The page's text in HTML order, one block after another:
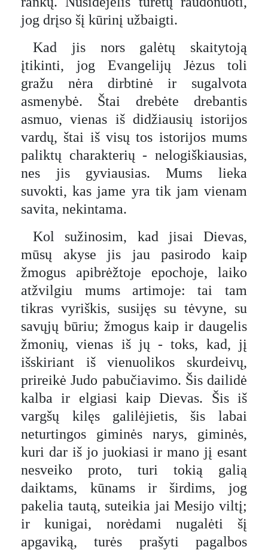
jog drįso šį kūrinį užbaigti.
Kad jis nors galėtų skaitytoją
įtikinti, jog Evangelijų Jėzus toli
gražu nėra dirbtinė ir sugalvota
asmenybė. Štai drebėte drebantis
asmuo, vienas iš didžiausių istorijos
vardų, štai iš visų tos istorijos mums
paliktų charakterių - nelogiškiausias,
nes jis gyviausias. Mums lieka
suvokti, kas jame yra tik jam vienam
savita, nekintama.
Kol sužinosim, kad jisai Dievas,
mūsų akyse jis jau pasirodo kaip
žmogus apibrėžtoje epochoje, laiko
atžvilgiu mums artimoje: tai tam
tikras vyriškis, susijęs su tėvyne, su
savųjų būriu; žmogus kaip ir daugelis
žmonių, vienas iš jų - toks, kad, jį
išskiriant iš vienuolikos skurdeivų,
prireikė Judo pabučiavimo. Šis dailidė
kalba ir elgiasi kaip Dievas. Šis iš
vargšų kilęs galilėjietis, šis labai
neturtingos giminės narys, giminės,
kuri dar iš jo juokiasi ir mano jį esant
nesveiko proto, turi tokią galią
daiktams, kūnams ir širdims, jog
pakelia tautą, suteikia jai Mesijo viltį;
ir kunigai, norėdami nugalėti šį
apgaviką, turės prašyti pagalbos